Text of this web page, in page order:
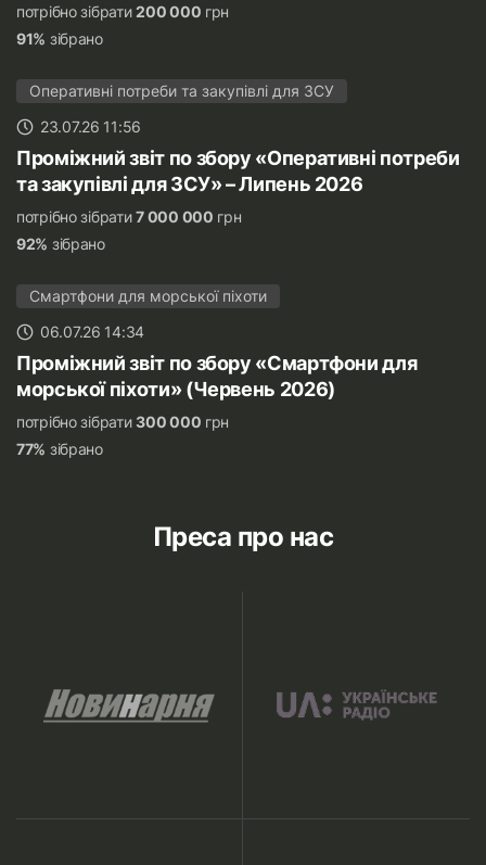
потрібно зібрати200 000 грн
91% зібрано
Оперативні потреби та закупівлі для ЗСУ
23.07.26 11:56
Проміжний звіт по збору «Оперативні потреби
та закупівлі для ЗСУ» – Липень 2026
потрібно зібрати7 000 000 грн
92% зібрано
Смартфони для морської піхоти
06.07.26 14:34
Проміжний звіт по збору «Смартфони для
морської піхоти» (Червень 2026)
потрібно зібрати300 000 грн
77% зібрано
Преса про нас